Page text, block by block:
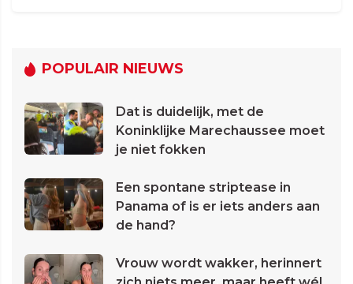
POPULAIR NIEUWS
Dat is duidelijk, met de
Koninklijke Marechaussee moet
je niet fokken
Een spontane striptease in
Panama of is er iets anders aan
de hand?
Vrouw wordt wakker, herinnert